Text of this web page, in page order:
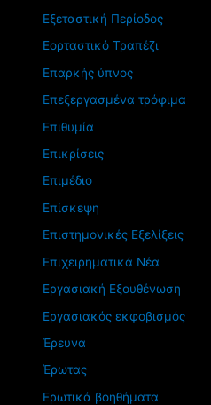
Εξεταστική Περίοδος
Εορταστικό Τραπέζι
Επαρκής ύπνος
Επεξεργασμένα τρόφιμα
Επιθυμία
Επικρίσεις
Επιμέδιο
Επίσκεψη
Επιστημονικές Εξελίξεις
Επιχειρηματικά Νέα
Εργασιακή Εξουθένωση
Εργασιακός εκφοβισμός
Έρευνα
Έρωτας
Ερωτικά βοηθήματα